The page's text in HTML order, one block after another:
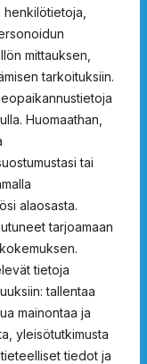
mittauksen,
tarkoituksiin.
Huomaathan,
tai
alaosasta.
tarjoamaan
tietoja
tallentaa
mainontaa ja
yleisötutkimusta
tiedot ja
ProSafety 15032000